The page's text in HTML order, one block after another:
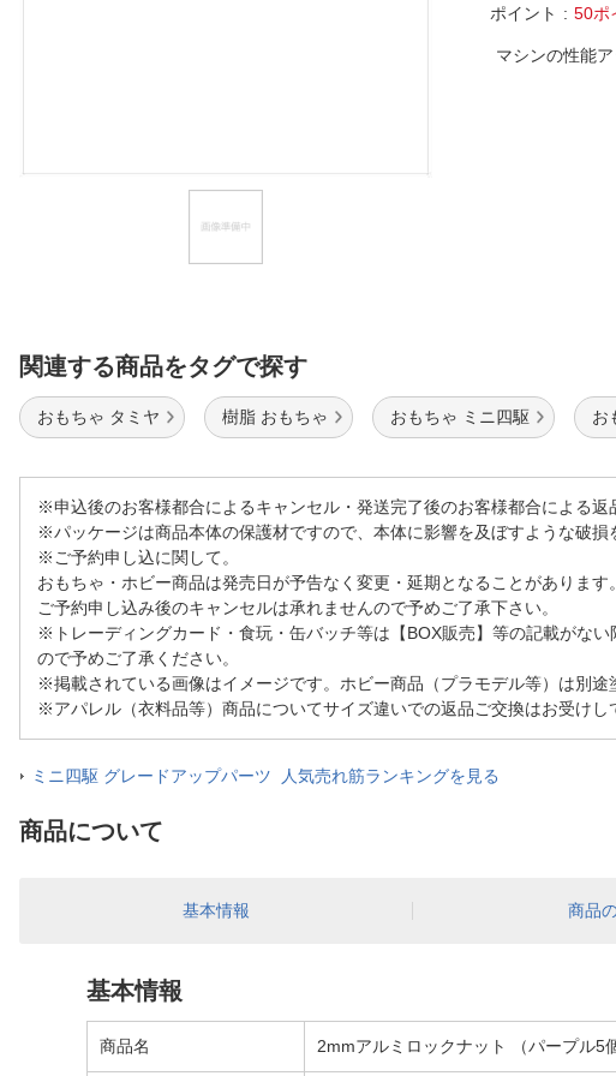
ポイント 50ポ
マシンの性能
関連する商品をタグで探す
おもちゃ タミヤ 樹脂 おもちゃ おもちゃ ミニ四駆 お
※申込後のお客様都合によるキャンセル・発送完了後のお客様都合による返
※パッケージは商品本体の保護材ですので、本体に影響を及ぼすような破
※ご予約申し込に関して。
おもちゃ・ホビー商品は発売日が予告なく変更・延期となることがあります。
ご予約申し込み後のキャンセルは承れませんので予めご了承下さい。
※トレーディングカード・食玩・缶バッチ等は【BOX販売】等の記載がな
ので予めご了承ください。
※掲載されている画像はイメージです。ホビー商品（プラモデル等）は別途
※アパレル（衣料品等）商品についてサイズ違いでの返品ご交換はお受けし
ミニ四駆 グレードアップパーツ 人気売れ筋ランキングを見る
商品について
基本情報 商品
基本情報
商品名 2mmアルミロックナット （パープル5